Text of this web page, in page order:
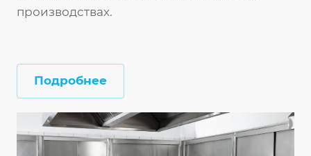
производствах.
Подробнее